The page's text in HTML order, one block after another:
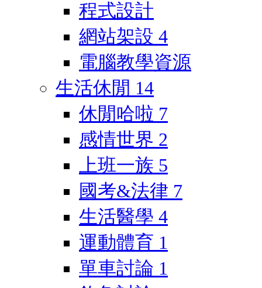
程式設計
網站架設 4
電腦教學資源
生活休閒 14
休閒哈啦 7
感情世界 2
上班一族 5
國考&法律 7
生活醫學 4
運動體育 1
單車討論 1